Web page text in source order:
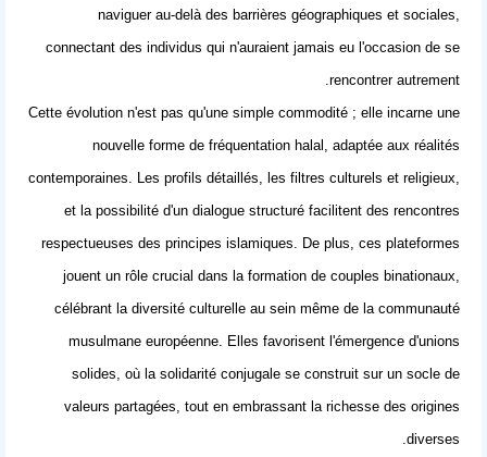
naviguer au-delà des barrières géographiques et sociales,
connectant des individus qui n'auraient jamais eu l'occasion de se
rencontrer autrement.
Cette évolution n'est pas qu'une simple commodité ; elle incarne une
nouvelle forme de fréquentation halal, adaptée aux réalités
contemporaines. Les profils détaillés, les filtres culturels et religieux,
et la possibilité d'un dialogue structuré facilitent des rencontres
respectueuses des principes islamiques. De plus, ces plateformes
jouent un rôle crucial dans la formation de couples binationaux,
célébrant la diversité culturelle au sein même de la communauté
musulmane européenne. Elles favorisent l'émergence d'unions
solides, où lasolidarité conjugalese construit sur un socle de
valeurs partagées, tout en embrassant la richesse des origines
diverses.